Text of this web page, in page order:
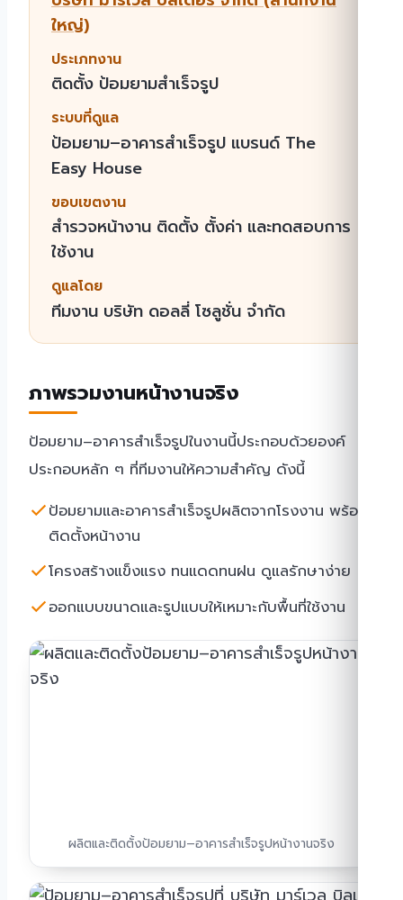
ใหญ่)
ประเภทงาน
ติดตั้ง ป้อมยามสำเร็จรูป
ระบบที่ดูแล
ป้อมยาม–อาคารสำเร็จรูป แบรนด์ The
Easy House
ขอบเขตงาน
สำรวจหน้างาน ติดตั้ง ตั้งค่า และทดสอบการ
ใช้งาน
ดูแลโดย
ทีมงาน บริษัท ดอลลี่ โซลูชั่น จำกัด
ภาพรวมงานหน้างานจริง
ป้อมยาม–อาคารสำเร็จรูปในงานนี้ประกอบด้วยองค์
ประกอบหลัก ๆ ที่ทีมงานให้ความสำคัญ ดังนี้
ป้อมยามและอาคารสำเร็จรูปผลิตจากโรงงาน พร้อม
ติดตั้งหน้างาน
โครงสร้างแข็งแรง ทนแดดทนฝน ดูแลรักษาง่าย
ออกแบบขนาดและรูปแบบให้เหมาะกับพื้นที่ใช้งาน
ผลิตและติดตั้งป้อมยาม–อาคารสำเร็จรูปหน้างานจริง